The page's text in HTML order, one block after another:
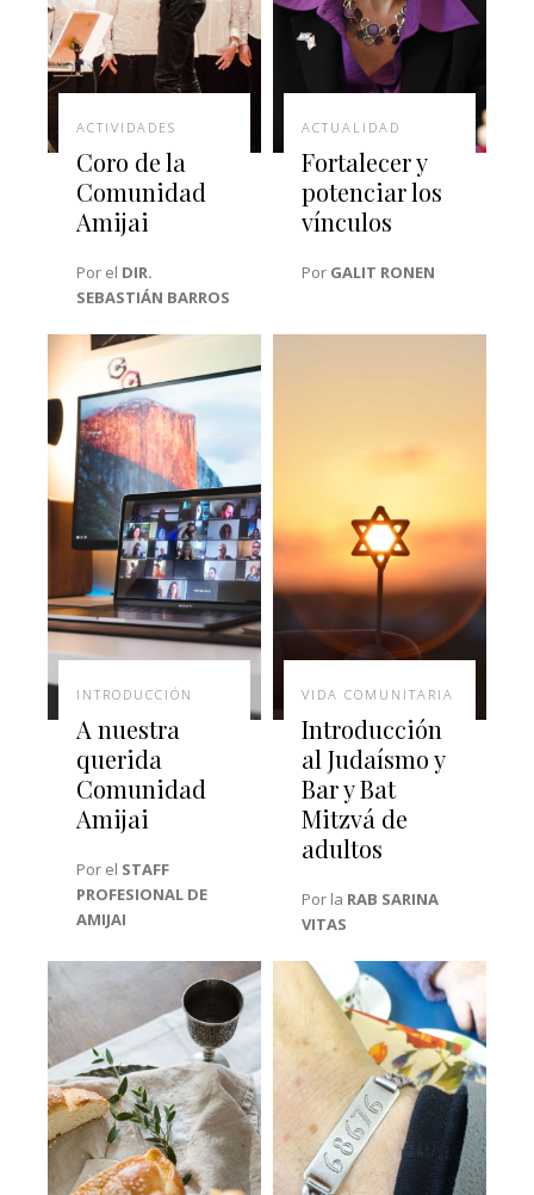
ACTIVIDADES
Coro de la
Comunidad
Amijai
Por el DIR.
SEBASTIÁN BARROS
ACTUALIDAD
Fortalecer y
potenciar los
vínculos
Por GALIT RONEN
INTRODUCCIÓN
A nuestra
querida
Comunidad
Amijai
Por el STAFF
PROFESIONAL DE
AMIJAI
VIDA COMUNITARIA
Introducción
al Judaísmo y
Bar y Bat
Mitzvá de
adultos
Por la RAB SARINA
VITAS